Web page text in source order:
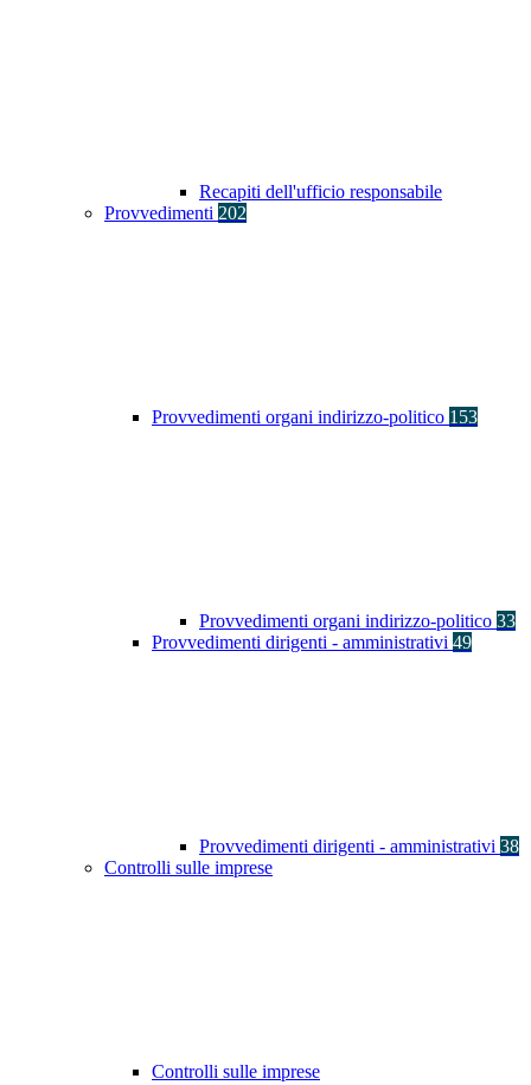
Recapiti dell'ufficio responsabile
Provvedimenti 202
Provvedimenti organi indirizzo-politico 153
Provvedimenti organi indirizzo-politico 33
Provvedimenti dirigenti - amministrativi 49
Provvedimenti dirigenti - amministrativi 38
Controlli sulle imprese
Controlli sulle imprese